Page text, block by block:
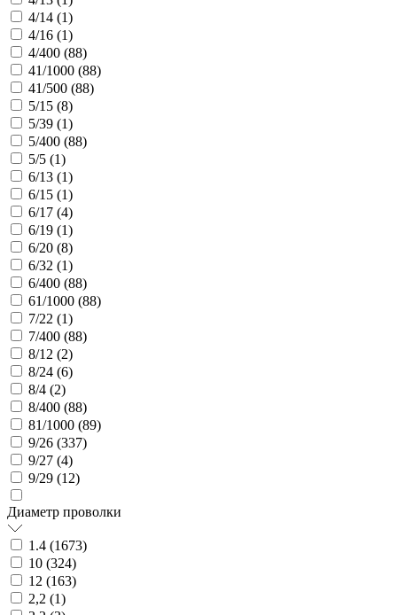
4/14 (1)
4/16 (1)
4/400 (88)
41/1000 (88)
41/500 (88)
5/15 (8)
5/39 (1)
5/400 (88)
5/5 (1)
6/13 (1)
6/15 (1)
6/17 (4)
6/19 (1)
6/20 (8)
6/32 (1)
6/400 (88)
61/1000 (88)
7/22 (1)
7/400 (88)
8/12 (2)
8/24 (6)
8/4 (2)
8/400 (88)
81/1000 (89)
9/26 (337)
9/27 (4)
9/29 (12)
Диаметр проволки
1.4 (1673)
10 (324)
12 (163)
2,2 (1)